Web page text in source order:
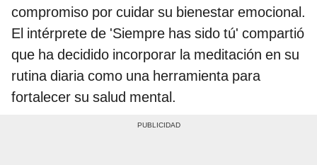
compromiso por cuidar su bienestar emocional.
El intérprete de 'Siempre has sido tú' compartió
que ha decidido incorporar la meditación en su
rutina diaria como una herramienta para
fortalecer su salud mental.